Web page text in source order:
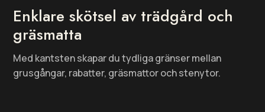
Enklare skötsel av trädgård och
gräsmatta
Med kantsten skapar du tydliga gränser mellan
grusgångar, rabatter, gräsmattor och stenytor.